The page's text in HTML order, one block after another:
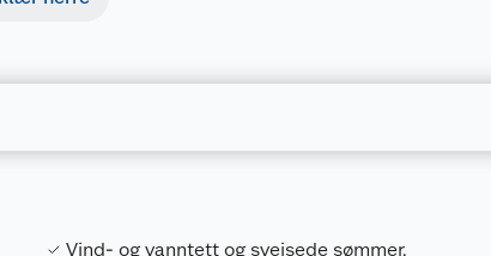
Vind- og vanntett og sveisede sømmer.